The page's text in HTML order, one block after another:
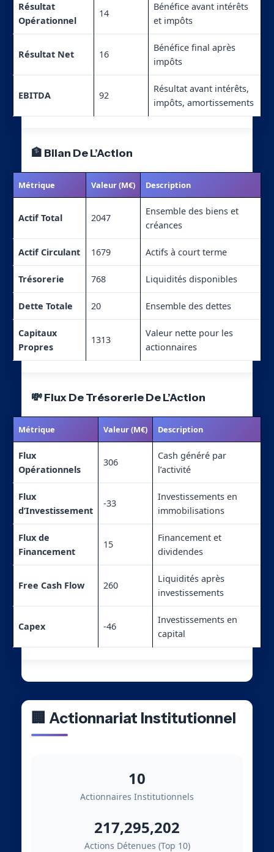
Résultat
Opérationnel
14
Bénéfice avant intérêts
et impôts
Résultat Net 16
Bénéfice final après
impôts
EBITDA 92
Résultat avant intérêts,
impôts, amortissements
🏦 Bilan De L’Action
Métrique Valeur (M€) Description
Actif Total 2047
Ensemble des biens et
créances
Actif Circulant 1679 Actifs à court terme
Trésorerie 768 Liquidités disponibles
Dette Totale 20 Ensemble des dettes
Capitaux
Propres
1313
Valeur nette pour les
actionnaires
💸 Flux De Trésorerie De L’Action
Métrique Valeur (M€) Description
Flux
Opérationnels
306
Cash généré par
l’activité
Flux
d’Investissement
-33
Investissements en
immobilisations
Flux de
Financement
15
Financement et
dividendes
Free Cash Flow 260
Liquidités après
investissements
Capex -46
Investissements en
capital
🏢 Actionnariat Institutionnel
10
Actionnaires Institutionnels
217,295,202
Actions Détenues (Top 10)